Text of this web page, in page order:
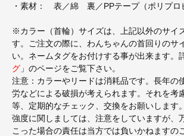
・素材： 表／綿 裏／PPテープ（ポリプロ
※カラー（首輪）サイズは、上記以外のサイ
す。ご注文の際に、わんちゃんの首回りのサ
い。ネームタグをお付けする事が出来ます。
グ 」のページをご覧下さい。
注意：カラーやリードは消耗品です。長年の
労などによる破損が考えられます。それを考
等、定期的なチェック、交換をお願いします。
強度に関しましては、注意をしていますが、
こった場合の責任は当方では負いかねますの